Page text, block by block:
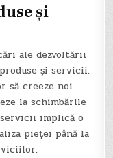
și
ale dezvoltării
și servicii.
să creeze noi
la schimbările
implică o
pieței până la